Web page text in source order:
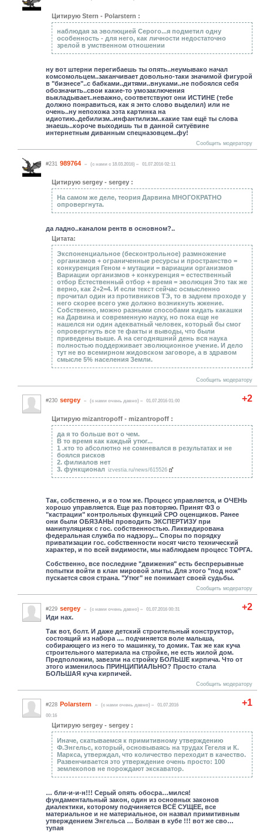
Цитирую Stern - Polarstern :
наблюдая за эволюцией Серого...я подметил одну
особенность - для него, как личности недостаточно
зрелой в умственном отношении
ну вот штерни перегибаешь ты опять..неумывако начал
комсомольцем..заканчивает довольно-таки значимой фигурой
в "бизнесе"..с бабками..дитями..внуками..не побоялся себя
обозначить..свои какие-то умозаключения
выкладывает..неважно, соответствуют они ИСТИНЕ (тебе
должно понравиться, как я энто слово выделил) или не
очень..ну непохожа ээта картинка на
идиотию..дебилизм..инфантилизм..какие там ещё ты слова
знаешь..короче выходишь ты в данной ситуёвине
интернетным диванным спецназовцем..фу!
Сообщить модератору
#231 989764 (c нами с 18.03.2016) 01.07.2016 02:11
Цитирую sergey - sergey :
На самом же деле, теория Дарвина МНОГОКРАТНО
опровергнута.
да ладно..каналом рентв в основном?..
Цитата:
Экспоненциальное (бесконтрольное) размножение
организмов + ограниченные ресурсы и пространство =
конкуренция Геном + мутации = вариации организмов
Вариации организмов + конкуренция = естественный
отбор Естественный отбор + время = эволюция Это так же
верно, как 2+2=4. И если текст сейчас осмысленно
прочитал один из противников ТЭ, то в заднем проходе у
него скорее всего уже должно возникнуть жжение.
Собственно, можно разными способами кидать какашки
на Дарвина и современную науку, но пока еще не
нашелся ни один адекватный человек, который бы смог
опровергнуть все те факты и выводы, что были
приведены выше. А на сегодняшний день вся наука
полностью поддерживает эволюционное учение. И дело
тут не во всемирном жидовском заговоре, а в здравом
смысле 5% населения Земли.
Сообщить модератору
+2
#230 sergey (c нами очень давно) 01.07.2016 01:00
Цитирую mizantropoff - mizantropoff :
да я то больше вот о чем.
В то время как каждый утюг...
1 .кто то абсолютно не сомневался в результатах и не
боялся рисков
2. филиалов нет
3. функционал izvestia.ru/news/615526
Так, собственно, и я о том же. Процесс управляется, и ОЧЕНЬ
хорошо управляется. Еще раз повторяю. Принят ФЗ о
"кастрации" контрольных функций СРО оценщиков. Ранее
они были ОБЯЗАНЫ проводить ЭКСПЕРТИЗУ при
манипуляциях с гос. собственностью. Ликвидирована
федеральная служба по надзору... Споры по порядку
приватизации гос. собственности носят чисто технический
характер, и по всей видимости, мы наблюдаем процесс ТОРГА.
Собственно, все последние "движения" есть беспрерывные
попытки войти в клан мировой элиты. Для этого "под нож"
пускается своя страна. "Утюг" не понимает своей судьбы.
Сообщить модератору
+2
#229 sergey (c нами очень давно) 01.07.2016 00:31
Иди нах.
Так вот, болт. И даже детский строительный конструктор,
состоящий из набора .... подчиняется воле малыша,
собирающего из него то машинку, то домик. Так же как куча
строительного материала на стройке, не есть жилой дом.
Предположим, завезли на стройку БОЛЬШЕ кирпича. Что от
этого изменилось ПРИНЦИПИАЛЬНО? Просто стала
БОЛЬШАЯ куча кирпичей.
Сообщить модератору
+1
#228 Polarstern (c нами очень давно)
01.07.2016
00:16
Цитирую sergey - sergey :
Иначе, скатываемся к примитивному утверждению
Ф.Энгельс, который, основываясь на трудах Гегеля и К.
Маркса, утверждал, что количество переходит в качество.
Развенчивается это утверждение очень просто: 100
землекопов не порождают экскаватор.
… бли-и-и-н!!! Серый опять обосра…мился!
фундаментальный закон, один из основных законов
диалектики, которому подчиняется ВСЁ СУЩЕЕ, все
материальное и не материальное, он назвал примитивным
утверждением Энгельса … Болван в кубе !!! вот же сво…
тупая